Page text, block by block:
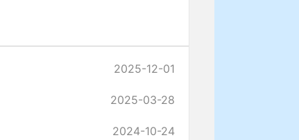
2025-12-01
2025-03-28
2024-10-24